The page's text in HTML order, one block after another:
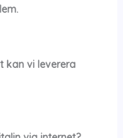
kan vi leverera